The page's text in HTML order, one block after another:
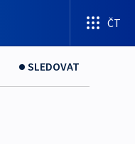
ČT
SLEDOVAT